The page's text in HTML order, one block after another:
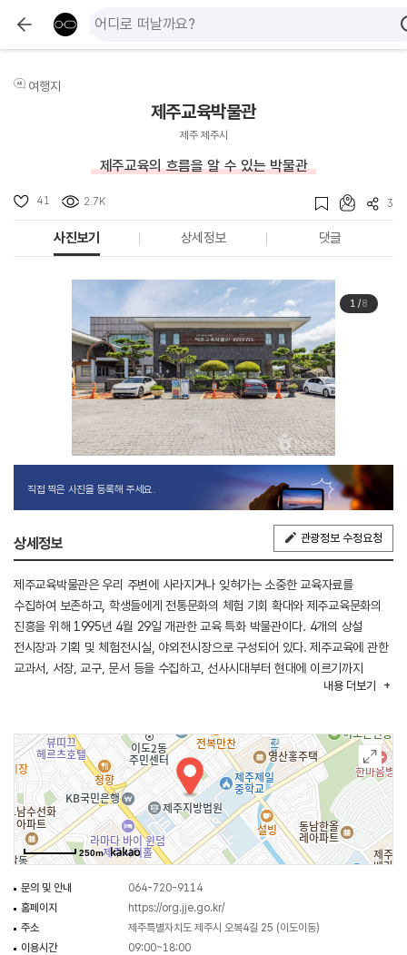
여행지
제주교육박물관
제주 제주시
제주교육의 흐름을 알 수 있는 박물관
41 2.7K 3
사진보기 상세정보 댓글
1/8
직접 찍은 사진을 등록해 주세요.
상세정보 관광정보 수정요청
제주교육박물관은 우리 주변에 사라지거나 잊혀가는 소중한 교육자료를
수집하여 보존하고, 학생들에게 전통문화의 체험 기회 확대와 제주교육문화의
진흥을 위해 1995년 4월 29일 개관한 교육 특화 박물관이다. 4개의 상설
전시장과 기획 및 체험전시실, 야외전시장으로 구성되어 있다. 제주교육에 관한
교과서, 서장, 교구, 문서 등을 수집하고, 선사시대부터 현대에 이르기까지
시대별로 특징을 담아 자료를 전시했다. 개체 전시, 생동감 있는 영상 전시,
미래를 제시하고 있다. 제주교육의 흐름과 옛 교육의 생활 및 놀이를 엿보고
체험도 하며 즐거운 관람을 할 수 있다. 무료 전시해설 프로그램이 있어 관람
이해를 돕고 있다.
내용 더보기
250m
문의 및 안내
064-720-9114
홈페이지
https://org.jje.go.kr/
주소
제주특별자치도 제주시 오복4길 25 (이도이동)
이용시간
09:00~18:00